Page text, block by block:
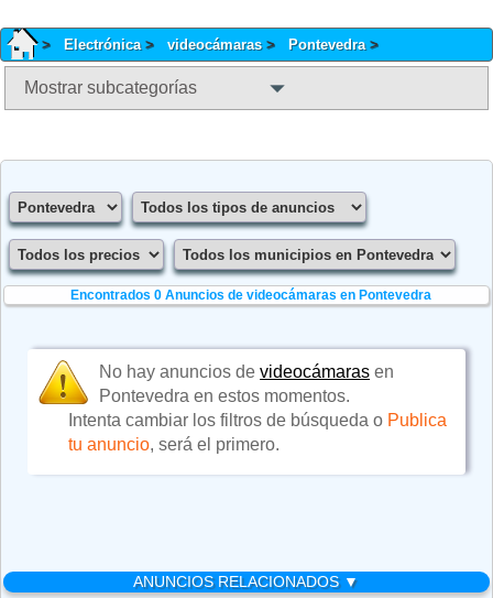
Electrónica videocámaras Pontevedra
Mostrar subcategorías
Encontrados 0Anuncios de videocámaras en Pontevedra
No hay anuncios devideocámaras en
Pontevedra en estos momentos.
Intenta cambiar los filtros de búsqueda o Publica
tu anuncio, será el primero.
ANUNCIOS RELACIONADOS ▼